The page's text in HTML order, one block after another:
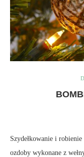
Szydełkowanie i
ozdoby wykonane z